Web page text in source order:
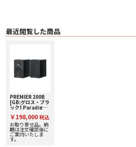
【特許PPA（パーフォレイテッド・フェーズ・ア
ッドレンジ・レンズ・テクノロジー】
○ トゥイーターとミッドレンジ・ドライバーの
【特許ART™（アクティブ・リッジ・テクノロジー
○ PREMIERは、パラダイムの特許技術ARTエッ
ーファーとミッドレンジコーンに直接オーバーモ
計により出力の3dBアップと歪み50％低減を生む
ています。 射出成形された熱可塑性エラストマ
久性と信頼性が高く、高音質のロングライフを保
最近閲覧した商品
PREMIER 200B
[GB:グロス・ブラ
ック] Paradigm
スピーカー 下取り
査定額20%アップ
実施中！
￥198,000 税込
お取り寄せ品。納
期は注文確認後に
ご案内いたしま
す。